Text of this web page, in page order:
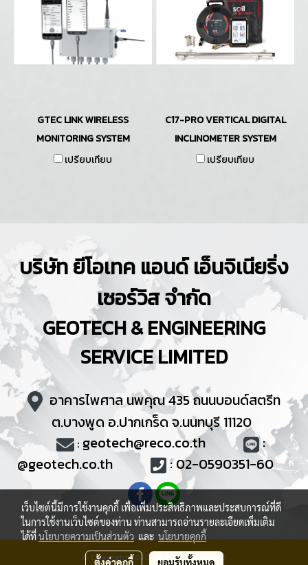
GTEC LINK WIRELESS
MONITORING SYSTEM
เปรียบเทียบ
C17-PRO VERTICAL DIGITAL
INCLINOMETER SYSTEM
เปรียบเทียบ
บริษัท ยีโอเทค แอนด์ เอ็นจิเนียริ่ง
เซอร์วิส จำกัด
GEOTECH & ENGINEERING
SERVICELIMITED
อาคารไพศาล นพคุณ 435 ถนนบอนด์สตรีท
ต.บางพูด อ.ปากเกร็ด จ.นนทบุรี 11120
: geotech@reco.co.th
:
@geotech.co.th :02-0590351-60
© Copyright 2020 All Rights Reserved
เว็บไซต์นี้มีการใช้งานคุกกี้ เพื่อเพิ่มประสิทธิภาพและประสบการณ์ที่ดี
ในการใช้งานเว็บไซต์ของท่าน ท่านสามารถอ่านรายละเอียดเพิ่มเติม
ได้ที่นโยบายความเป็นส่วนตัว และ นโยบายคุกกี้
ตั้งค่าคุกกี้ ยอมรับทั้งหมด